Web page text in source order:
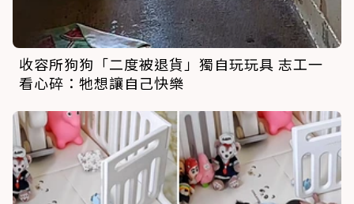
收容所狗狗「二度被退貨」獨自玩玩具 志工一
看心碎：牠想讓自己快樂